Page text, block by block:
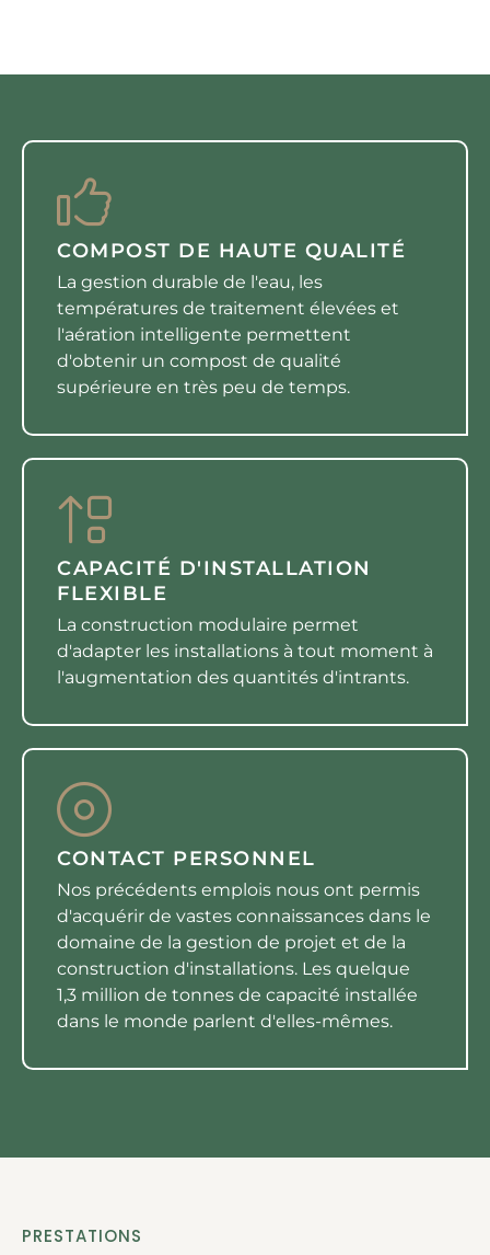
COMPOST DE HAUTE QUALITÉ
La gestion durable de l'eau, les
températures de traitement élevées et
l'aération intelligente permettent
d'obtenir un compost de qualité
supérieure en très peu de temps.
CAPACITÉ D'INSTALLATION
FLEXIBLE
La construction modulaire permet
d'adapter les installations à tout moment à
l'augmentation des quantités d'intrants.
CONTACT PERSONNEL
Nos précédents emplois nous ont permis
d'acquérir de vastes connaissances dans le
domaine de la gestion de projet et de la
construction d'installations. Les quelque
1,3 million de tonnes de capacité installée
dans le monde parlent d'elles-mêmes.
PRESTATIONS